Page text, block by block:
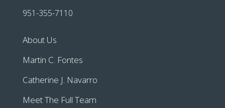
951-355-7110
About Us
Martin C. Fontes
Catherine J. Navarro
Meet The Full Team